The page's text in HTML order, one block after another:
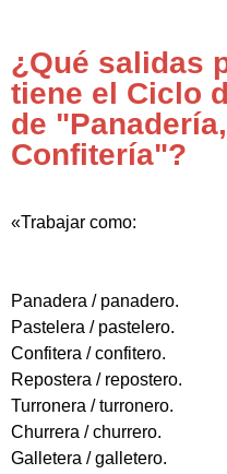
¿Qué salidas
tiene el Ciclo
de
Confitería"?
«Trabajar como:
Panadera / panadero.
Pastelera / pastelero.
Confitera / confitero.
Repostera / repostero.
Turronera / turronero.
Churrera / churrero.
Galletera / galletero.